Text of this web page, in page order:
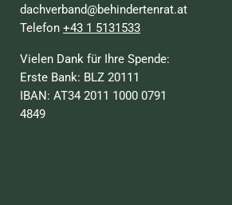
dachverband@behindertenrat.at
Telefon+43 1 5131533
Vielen Dank für Ihre Spende:
Erste Bank: BLZ 20111
IBAN: AT34 2011 1000 0791
4849